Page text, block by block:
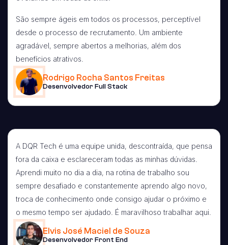
São sempre ágeis em todos os processos, perceptível
desde o processo de recrutamento. Um ambiente
agradável, sempre abertos a melhorias, além dos
benefícios atrativos.
Rodrigo Rocha Santos Freitas
Desenvolvedor Full Stack
A DQR Tech é uma equipe unida, descontraída, que pensa
fora da caixa e esclareceram todas as minhas dúvidas.
Aprendi muito no dia a dia, na rotina de trabalho sou
sempre desafiado e constantemente aprendo algo novo,
troca de conhecimento onde consigo ajudar o próximo e
o mesmo tempo ser ajudado. É maravilhoso trabalhar aqui.
Elvis José Maciel de Souza
Desenvolvedor Front End